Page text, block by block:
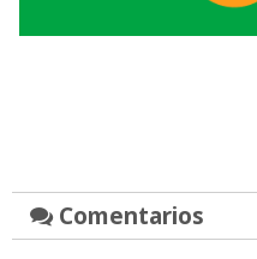
Comentarios